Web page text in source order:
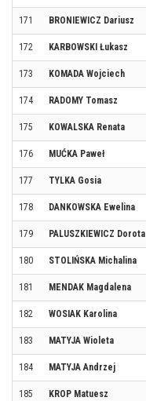
171 BRONIEWICZ Dariusz
172 KARBOWSKI Łukasz
173 KOMADA Wojciech
174 RADOMY Tomasz
175 KOWALSKA Renata
176 MUĆKA Paweł
177 TYLKA Gosia
178 DANKOWSKA Ewelina
179 PALUSZKIEWICZ Dorota
180 STOLIŃSKA Michalina
181 MENDAK Magdalena
182 WOSIAK Karolina
183 MATYJA Wioleta
184 MATYJA Andrzej
185 KROP Matuesz